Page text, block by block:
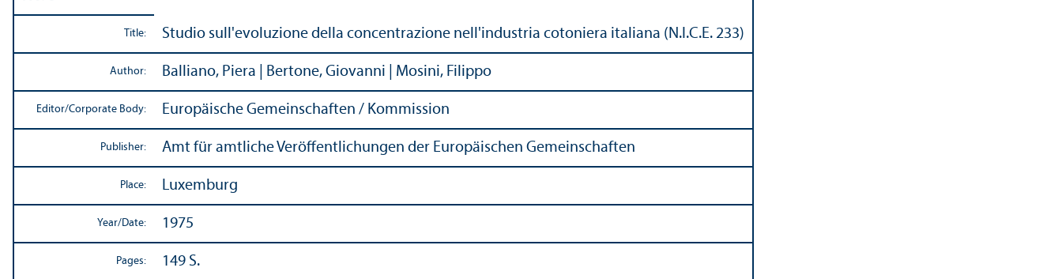
Title: Studio sull'evoluzione della concentrazione nell'industria cotoniera italiana (N.I.C.E. 233)
Author: Balliano, Piera | Bertone, Giovanni | Mosini, Filippo
Editor/Corporate Body: Europäische Gemeinschaften / Kommission
Publisher: Amt für amtliche Veröffentlichungen der Europäischen Gemeinschaften
Place: Luxemburg
Year/Date: 1975
Pages: 149 S.